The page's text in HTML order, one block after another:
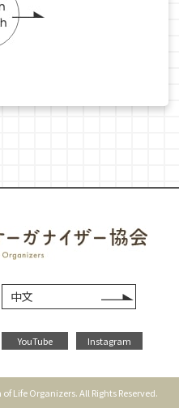
中文
YouTube Instagram
Life Organizers. All Rights Reserved.